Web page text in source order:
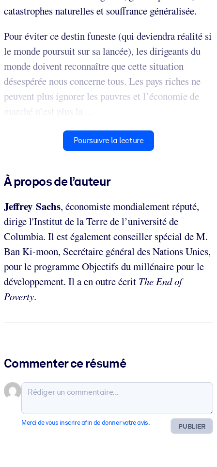
catastrophes naturelles et souffrance généralisée.
Pour éviter ce destin funeste (qui deviendra réalité si
le monde poursuit sur sa lancée), les dirigeants du
monde doivent reconnaître que cette situation
désespérée nous concerne tous. Les pays riches ne
peuvent plus ignorer les pauvres et l’économie de
marché n’est plus la ...
Poursuivre la lecture
À propos de l’auteur
Jeffrey Sachs, économiste mondialement réputé,
dirige l'Institut de la Terre de l’université de
Columbia. Il est également conseiller spécial de M.
Ban Ki-moon, Secrétaire général des Nations Unies,
pour le programme Objectifs du millénaire pour le
développement. Il a en outre écrit The End of
Poverty.
Commenter ce résumé
PUBLIER
Merci de vous inscrire afin de donner votre avis.